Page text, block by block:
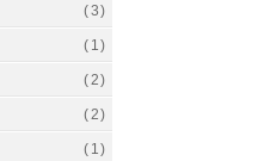
(3)
(1)
(2)
(2)
(1)